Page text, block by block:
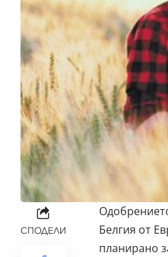
СПОДЕЛИ
Белгия от
планирано